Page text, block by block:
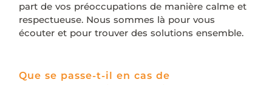
part de vos préoccupations de manière calme et
respectueuse. Nous sommes là pour vous
écouter et pour trouver des solutions ensemble.
Que se passe-t-il en cas de